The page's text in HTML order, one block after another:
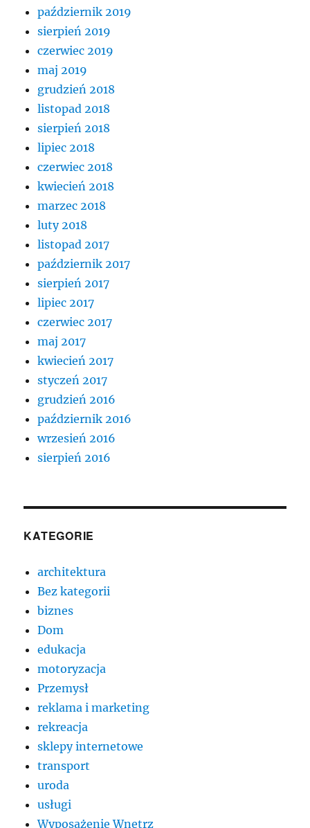
październik 2019
sierpień 2019
czerwiec 2019
maj 2019
grudzień 2018
listopad 2018
sierpień 2018
lipiec 2018
czerwiec 2018
kwiecień 2018
marzec 2018
luty 2018
listopad 2017
październik 2017
sierpień 2017
lipiec 2017
czerwiec 2017
maj 2017
kwiecień 2017
styczeń 2017
grudzień 2016
październik 2016
wrzesień 2016
sierpień 2016
KATEGORIE
architektura
Bez kategorii
biznes
Dom
edukacja
motoryzacja
Przemysł
reklama i marketing
rekreacja
sklepy internetowe
transport
uroda
usługi
Wyposażenie Wnętrz